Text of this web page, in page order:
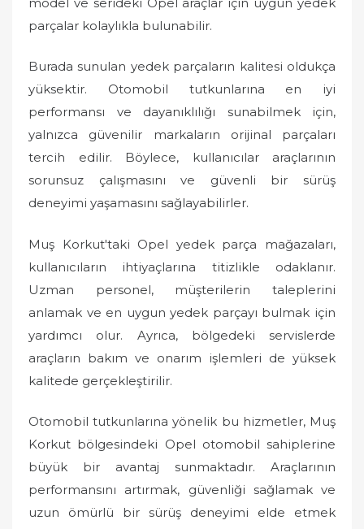
parçalar kolaylıkla bulunabilir.
Burada sunulan yedek parçaların kalitesi oldukça
yüksektir. Otomobil tutkunlarına en iyi
performansı ve dayanıklılığı sunabilmek için,
yalnızca güvenilir markaların orijinal parçaları
tercih edilir. Böylece, kullanıcılar araçlarının
sorunsuz çalışmasını ve güvenli bir sürüş
deneyimi yaşamasını sağlayabilirler.
Muş Korkut'taki Opel yedek parça mağazaları,
kullanıcıların ihtiyaçlarına titizlikle odaklanır.
Uzman personel, müşterilerin taleplerini
anlamak ve en uygun yedek parçayı bulmak için
yardımcı olur. Ayrıca, bölgedeki servislerde
araçların bakım ve onarım işlemleri de yüksek
kalitede gerçekleştirilir.
Otomobil tutkunlarına yönelik bu hizmetler, Muş
Korkut bölgesindeki Opel otomobil sahiplerine
büyük bir avantaj sunmaktadır. Araçlarının
performansını artırmak, güvenliği sağlamak ve
uzun ömürlü bir sürüş deneyimi elde etmek